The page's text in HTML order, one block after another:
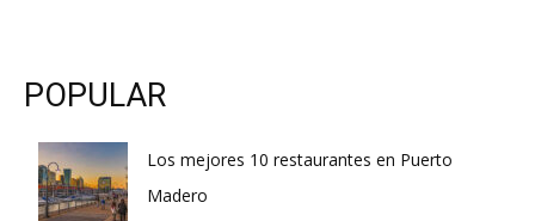
POPULAR
Los mejores 10 restaurantes en Puerto
Madero